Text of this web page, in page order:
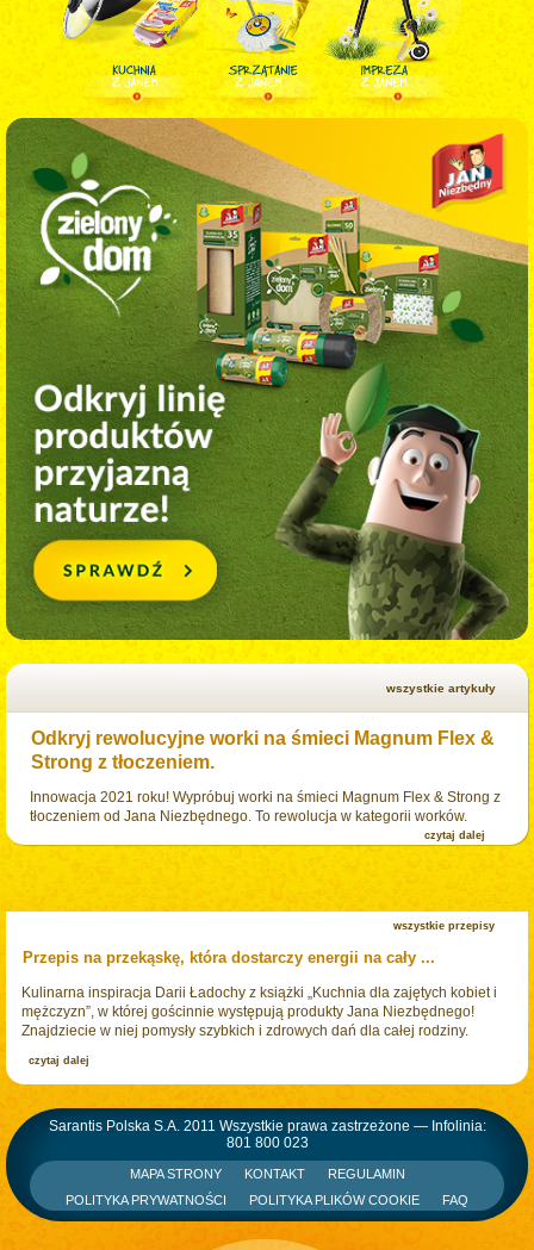
wszystkie artykuły
Odkryj rewolucyjne worki na śmieci Magnum Flex &
Strong z tłoczeniem.
Innowacja 2021 roku! Wypróbuj worki na śmieci Magnum Flex & Strong z
tłoczeniem od Jana Niezbędnego. To rewolucja w kategorii worków.
czytaj dalej
wszystkie przepisy
Przepis na przekąskę, która dostarczy energii na cały ...
Kulinarna inspiracja Darii Ładochy z książki „Kuchnia dla zajętych kobiet i
mężczyzn”, w której gościnnie występują produkty Jana Niezbędnego!
Znajdziecie w niej pomysły szybkich i zdrowych dań dla całej rodziny.
czytaj dalej
Sarantis Polska S.A. 2011 Wszystkie prawa zastrzeżone — Infolinia:
801 800 023
MAPA STRONY KONTAKT
REGULAMIN
POLITYKA PRYWATNOŚCI
POLITYKA PLIKÓW COOKIE FAQ